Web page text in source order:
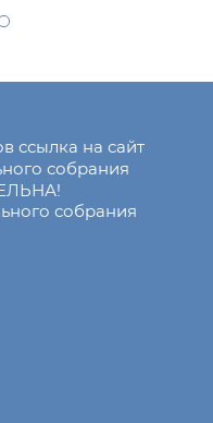
ссылка на сайт
собрания
собрания